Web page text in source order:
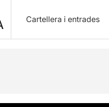
Cartellera i entrades